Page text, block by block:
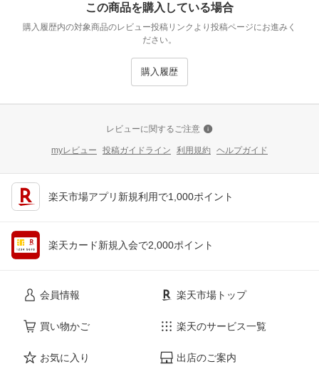
この商品を購入している場合
購入履歴内の対象商品のレビュー投稿リンクより投稿ページにお進みく
ださい。
購入履歴
レビューに関するご注意
myレビュー 投稿ガイドライン 利用規約 ヘルプガイド
楽天市場アプリ新規利用で1,000ポイント
楽天カード新規入会で2,000ポイント
会員情報
買い物かご
お気に入り
楽天市場トップ
楽天のサービス一覧
出店のご案内